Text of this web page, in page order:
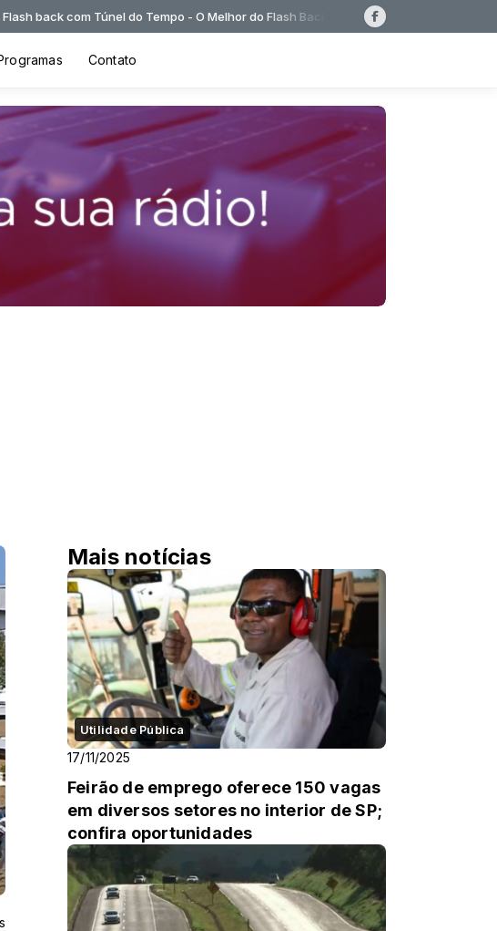
Túnel do Tempo - O Melhor do Flash Back das 22:00 às 04:00
Contato
Mais notícias
Utilidade Pública
17/11/2025
Feirão de emprego oferece 150 vagas
em diversos setores no interior de SP;
confira oportunidades